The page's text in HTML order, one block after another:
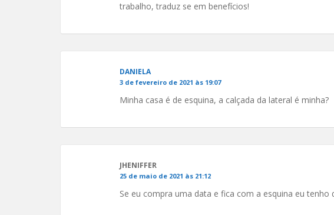
trabalho, traduz se em benefícios!
DANIELA
3 de fevereiro de 2021 às 19:07
Minha casa é de esquina, a calçada da lateral é minha?
JHENIFFER
25 de maio de 2021 às 21:12
Se eu compra uma data e fica com a esquina eu tenho